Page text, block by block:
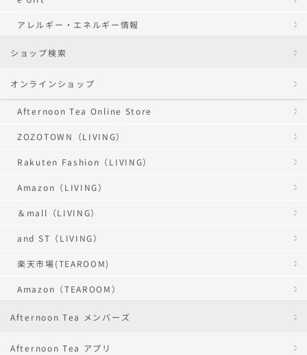
アレルギー・エネルギー情報
ショップ検索
オンラインショップ
Afternoon Tea Online Store
ZOZOTOWN（LIVING）
Rakuten Fashion（LIVING）
Amazon（LIVING）
＆mall（LIVING）
and ST（LIVING）
楽天市場(TEAROOM)
Amazon（TEAROOM）
Afternoon Tea メンバーズ
Afternoon Tea アプリ